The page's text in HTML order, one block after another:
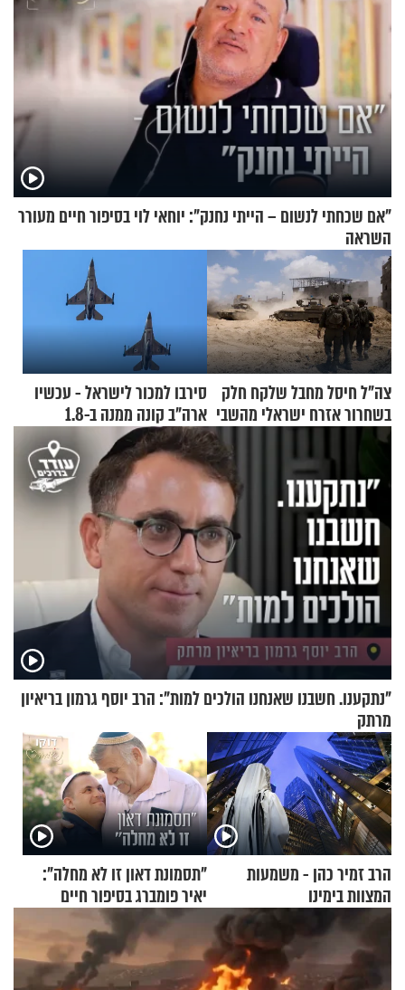
"אם שכחתי לנשום – הייתי נחנק": יוחאי לוי בסיפור חיים מעורר
השראה
צה"ל חיסל מחבל שלקח חלק
בשחרור אזרח ישראלי מהשבי
סירבו למכור לישראל - עכשיו
ארה"ב קונה ממנה ב-1.8
מיליארד דולר
"נתקענו. חשבנו שאנחנו הולכים למות": הרב יוסף גרמון בריאיון
מרתק
הרב זמיר כהן - משמעות
המצוות בימינו
"תסמונת דאון זו לא מחלה":
יאיר פומברג בסיפור חיים
מעורר השראה